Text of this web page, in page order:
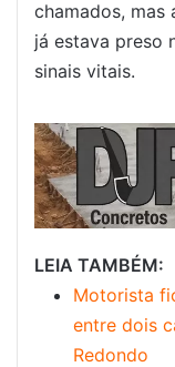
chamados, mas
já estava preso
sinais vitais.
LEIA TAMBÉM:
Motorista
entre dois
Redondo